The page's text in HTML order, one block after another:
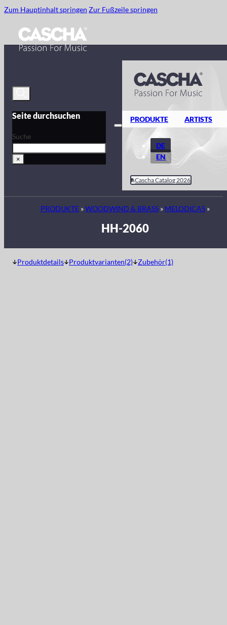
Zum Hauptinhalt springen Zur Fußzeile springen
Seite durchsuchen
Suche
×
PRODUKTE ARTISTS
DE
EN
Cascha Catalog 2026
PRODUKTE»WOODWIND & BRASS» MELODICAS»
HH-2060
Produktdetails Produktvarianten(2) Zubehör(1)